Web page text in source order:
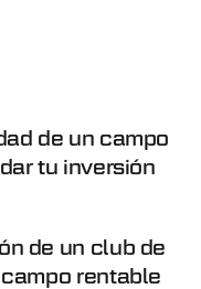
de un campo
tu inversión
de un club de
rentable